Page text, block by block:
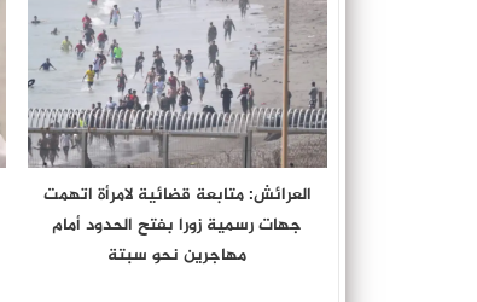
العرائش: متابعة قضائية لامرأة اتهمت
جهات رسمية زورا بفتح الحدود أمام
مهاجرين نحو سبتة